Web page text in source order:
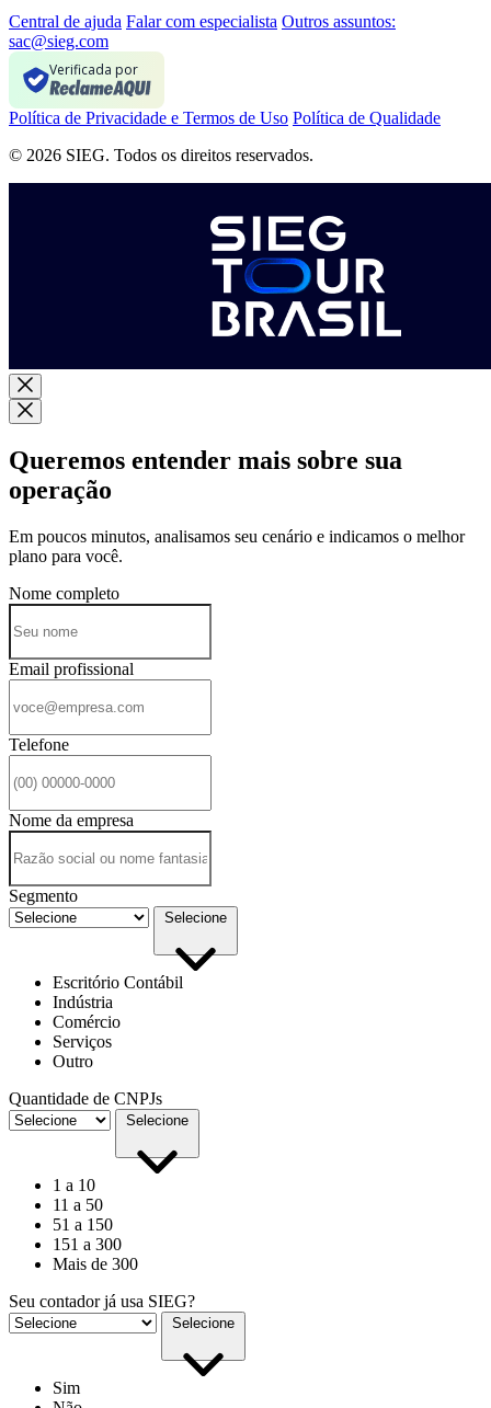
Central de ajuda Falar com especialista Outros assuntos:
sac@sieg.com
Verificada por
Política de Privacidade e Termos de Uso Política de Qualidade
© 2026 SIEG. Todos os direitos reservados.
Queremos entender mais sobre sua
operação
Em poucos minutos, analisamos seu cenário e indicamos o melhor
plano para você.
Nome completo
Email profissional
Telefone
Nome da empresa
Segmento
Selecione
Escritório Contábil
Indústria
Comércio
Serviços
Outro
Quantidade de CNPJs
Selecione
1 a 10
11 a 50
51 a 150
151 a 300
Mais de 300
Seu contador já usa SIEG?
Selecione
Sim